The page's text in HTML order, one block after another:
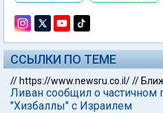
ССЫЛКИ ПО ТЕМЕ
// https://www.newsru.co.il///
Ливан сообщил о частичном
"Хизбаллы" с Израилем